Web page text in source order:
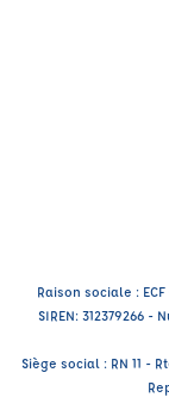
Raison sociale : ECF
SIREN: 312379266 -
Siège social : RN 11 -